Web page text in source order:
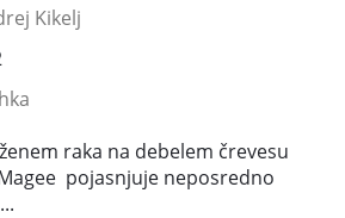
Kikelj
raka na debelem črevesu
pojasnjuje neposredno